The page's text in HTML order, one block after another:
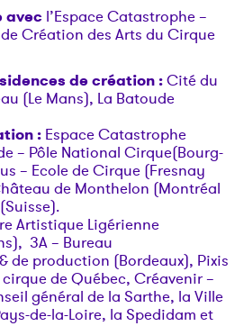
avec l’Espace Catastrophe –
Création des Arts du Cirque
de création :Cité du
(Le Mans), La Batoude
:Espace Catastrophe
– Pôle National Cirque(Bourg-
– Ecole de Cirque (Fresnay
de Monthelon (Montréal
Artistique Ligérienne
3A – Bureau
de production (Bordeaux), Pixis
de Québec, Créavenir –
général de la Sarthe, la Ville
de-la-Loire, la Spedidam et